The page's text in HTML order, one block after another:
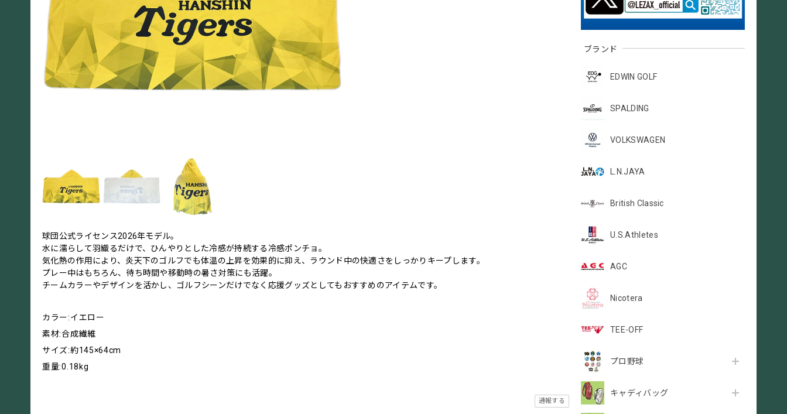
ブランド
EDWIN GOLF
SPALDING
VOLKSWAGEN
L.N.JAYA
British Classic
U.S.Athletes
AGC
Nicotera
TEE-OFF
プロ野球
キャディバッグ
球団公式ライセンス2026年モデル。
水に濡らして羽織るだけで、ひんやりとした冷感が持続する冷感ポンチョ。
気化熱の作用により、炎天下のゴルフでも体温の上昇を効果的に抑え、ラウンド中の快適さをしっかりキープします。
プレー中はもちろん、待ち時間や移動時の暑さ対策にも活躍。
チームカラーやデザインを活かし、ゴルフシーンだけでなく応援グッズとしてもおすすめのアイテムです。
カラー:イエロー
素材:合成繊維
サイズ:約145×64cm
重量:0.18kg
通報する